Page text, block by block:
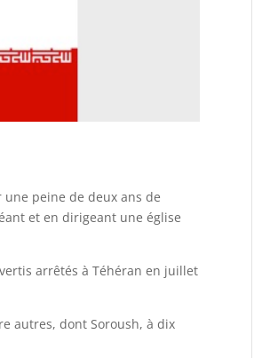
peine de deux ans de
et en dirigeant une église
arrêtés à Téhéran en juillet
autres, dont Soroush, à dix